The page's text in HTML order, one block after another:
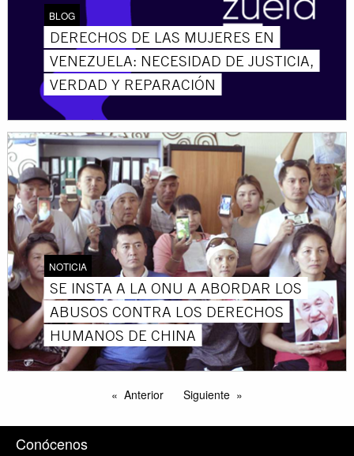
BLOG
DERECHOS DE LAS MUJERES EN
VENEZUELA: NECESIDAD DE JUSTICIA,
VERDAD Y REPARACIÓN
NOTICIA
SE INSTA A LA ONU A ABORDAR LOS
ABUSOS CONTRA LOS DERECHOS
HUMANOS DE CHINA
Anterior Siguiente
Conócenos